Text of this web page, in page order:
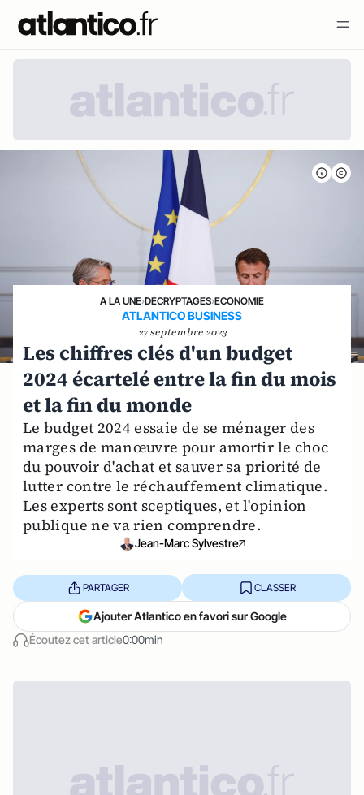
A LA UNE›DÉCRYPTAGES›ECONOMIE
ATLANTICO BUSINESS
27 septembre 2023
Les chiffres clés d'un budget
2024 écartelé entre la fin du mois
et la fin du monde
Le budget 2024 essaie de se ménager des
marges de manœuvre pour amortir le choc
du pouvoir d'achat et sauver sa priorité de
lutter contre le réchauffement climatique.
Les experts sont sceptiques, et l'opinion
publique ne va rien comprendre.
Jean-Marc Sylvestre
Écoutez cet article0:00min
PARTAGER CLASSER
Ajouter Atlantico en favori sur Google